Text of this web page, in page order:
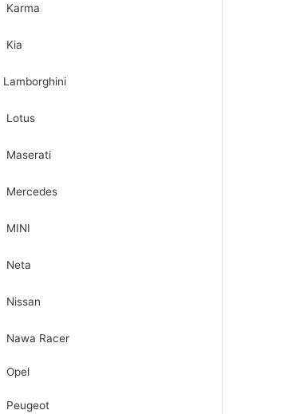
Karma
Kia
Lamborghini
Lotus
Maserati
Mercedes
MINI
Neta
Nissan
Nawa Racer
Opel
Peugeot